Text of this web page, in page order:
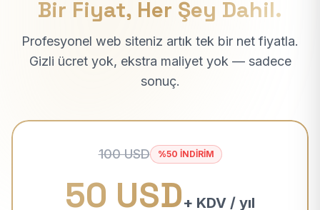
Bir Fiyat, Her Şey Dahil.
Profesyonel web siteniz artık tek bir net fiyatla.
Gizli ücret yok, ekstra maliyet yok — sadece
sonuç.
100 USD %50 İNDİRİM
50 USD+ KDV / yıl